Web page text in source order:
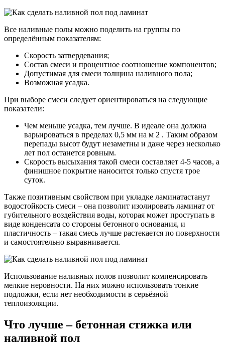
Все наливные полы можно поделить на группы по
определённым показателям:
Скорость затвердевания;
Состав смеси и процентное соотношение компонентов;
Допустимая для смеси толщина наливного пола;
Возможная усадка.
При выборе смеси следует ориентироваться на следующие
показатели:
Чем меньше усадка, тем лучше. В идеале она должна
варьироваться в пределах 0,5 мм на м 2 . Таким образом
перепады высот будут незаметны и даже через несколько
лет пол останется ровным.
Скорость высыхания такой смеси составляет 4-5 часов, а
финишное покрытие наносится только спустя трое
суток.
Также позитивным свойством при укладке ламинатастанут
водостойкость смеси – она позволит изолировать ламинат от
губительного воздействия воды, которая может проступать в
виде конденсата со стороны бетонного основания, и
пластичность – такая смесь лучше растекается по поверхности
и самостоятельно выравнивается.
Использование наливных полов позволит компенсировать
мелкие неровности. На них можно использовать тонкие
подложки, если нет необходимости в серьёзной
теплоизоляции.
Что лучше – бетонная стяжка или
наливной пол